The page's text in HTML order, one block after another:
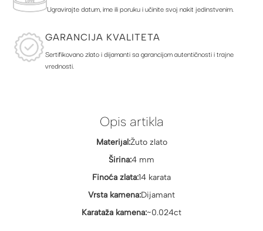
Ugravirajte datum, ime ili poruku i učinite svoj nakit jedinstvenim.
GARANCIJA KVALITETA
Sertifikovano zlato i dijamanti sa garancijom autentičnosti i trajne
vrednosti.
Opis artikla
Materijal:Žuto zlato
Širina:4 mm
Finoća zlata:14 karata
Vrsta kamena:Dijamant
Karataža kamena:~0.024ct